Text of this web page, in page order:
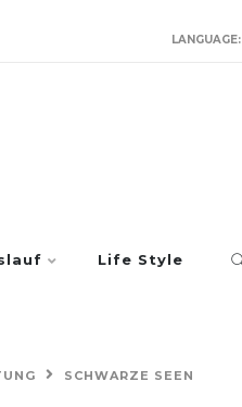
LANGUAGE:
Life Style
SCHWARZE SEEN